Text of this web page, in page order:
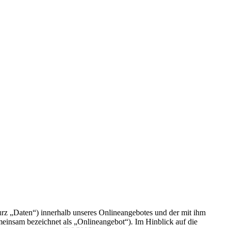
„Daten“) innerhalb unseres Onlineangebotes und der mit ihm
bezeichnet als „Onlineangebot“). Im Hinblick auf die